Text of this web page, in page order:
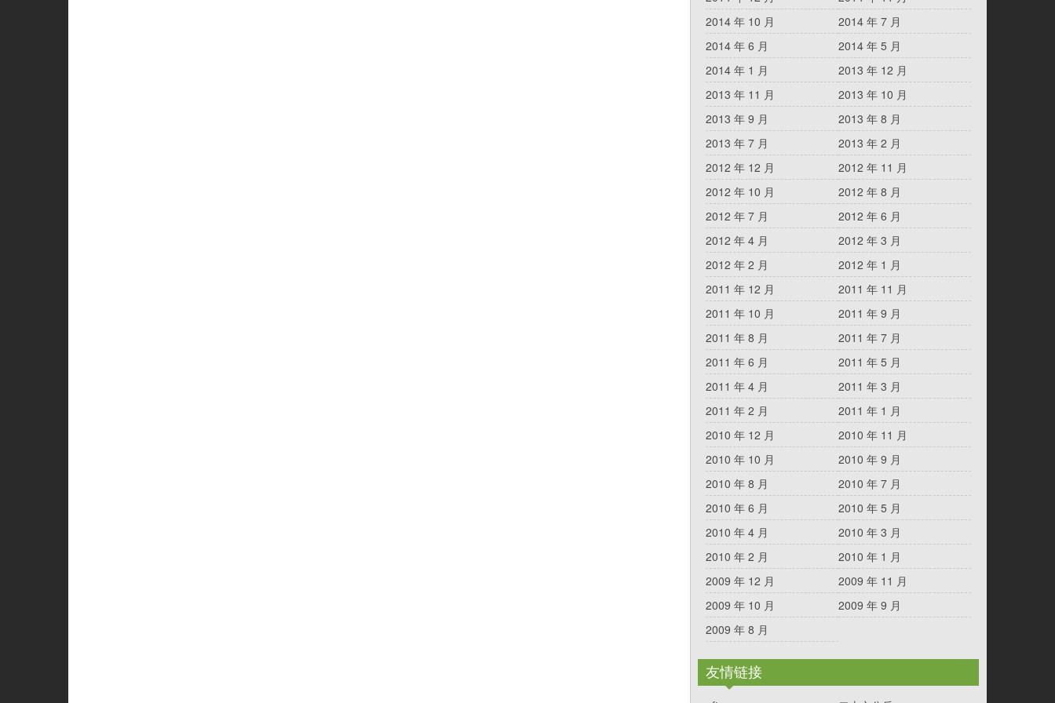
2014 年 10 月
2014 年 7 月
2014 年 6 月
2014 年 5 月
2014 年 1 月
2013 年 12 月
2013 年 11 月
2013 年 10 月
2013 年 9 月
2013 年 8 月
2013 年 7 月
2013 年 2 月
2012 年 12 月
2012 年 11 月
2012 年 10 月
2012 年 8 月
2012 年 7 月
2012 年 6 月
2012 年 4 月
2012 年 3 月
2012 年 2 月
2012 年 1 月
2011 年 12 月
2011 年 11 月
2011 年 10 月
2011 年 9 月
2011 年 8 月
2011 年 7 月
2011 年 6 月
2011 年 5 月
2011 年 4 月
2011 年 3 月
2011 年 2 月
2011 年 1 月
2010 年 12 月
2010 年 11 月
2010 年 10 月
2010 年 9 月
2010 年 8 月
2010 年 7 月
2010 年 6 月
2010 年 5 月
2010 年 4 月
2010 年 3 月
2010 年 2 月
2010 年 1 月
2009 年 12 月
2009 年 11 月
2009 年 10 月
2009 年 9 月
2009 年 8 月
友情链接